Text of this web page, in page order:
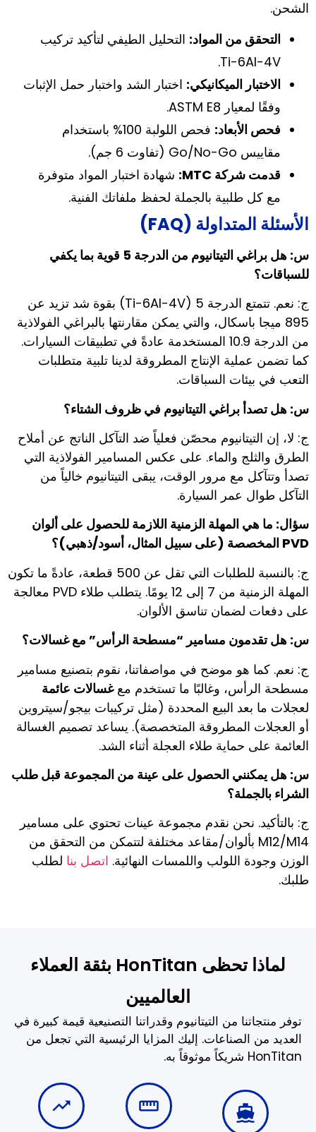
الشحن.
التحقق من المواد: التحليل الطيفي لتأكيد تركيب
Ti-6Al-4V.
الاختبار الميكانيكي: اختبار الشد واختبار حمل الإثبات
وفقًا لمعيار ASTM E8.
فحص الأبعاد:
فحص اللولبة 100% باستخدام
مقاييس Go/No-Go (تفاوت 6 جم).
قدمت شركة MTC:
شهادة اختبار المواد متوفرة
مع كل طلبية بالجملة لحفظ ملفاتك الفنية.
الأسئلة المتداولة (FAQ)
س: هل براغي التيتانيوم من الدرجة 5 قوية بما يكفي
للسباقات؟
ج: نعم. تتمتع الدرجة 5 (Ti-6Al-4V) بقوة شد تزيد عن
895 ميجا باسكال، والتي يمكن مقارنتها بالبراغي الفولاذية
من الدرجة 10.9 المستخدمة عادةً في تطبيقات السيارات.
كما تضمن عملية الإنتاج المطروقة لدينا تلبية متطلبات
التعب في بيئات السباقات.
س: هل تصدأ براغي التيتانيوم في ظروف الشتاء؟
ج: لا، إن التيتانيوم محصّن فعلياً ضد التآكل الناتج عن أملاح
الطرق والثلج والماء. على عكس المسامير الفولاذية التي
تصدأ وتتآكل مع مرور الوقت، يبقى التيتانيوم خالياً من
التآكل طوال عمر السيارة.
سؤال: ما هي المهلة الزمنية اللازمة للحصول على ألوان
PVD المخصصة (على سبيل المثال، أسود/ذهبي)؟
ج: بالنسبة للطلبات التي تقل عن 500 قطعة، عادةً ما تكون
المهلة الزمنية من 7 إلى 12 يومًا. يتطلب طلاء PVD معالجة
على دفعات لضمان تناسق الألوان.
س: هل تقدمون مسامير “مسطحة الرأس” مع غسالات؟
ج: نعم. كما هو موضح في مواصفاتنا، نقوم بتصنيع مسامير
مسطحة الرأس، وغالبًا ما تستخدم معغسالات عائمة
لعجلات ما بعد البيع المحددة (مثل تركيبات بيجو/سيتروين
أو العجلات المطروقة المتخصصة). يساعد تصميم الغسالة
العائمة على حماية طلاء العجلة أثناء الشد.
س: هل يمكنني الحصول على عينة من المجموعة قبل طلب
الشراء بالجملة؟
ج: بالتأكيد. نحن نقدم مجموعة عينات تحتوي على مسامير
M12/M14 بألوان/مقاعد مختلفة لتتمكن من التحقق من
الوزن وجودة اللولب واللمسات النهائية. اتصل بنا لطلب
طلبك.
لماذا تحظى HonTitan بثقة العملاء
العالميين
توفر منتجاتنا من التيتانيوم وقدراتنا التصنيعية قيمة كبيرة في
العديد من الصناعات. إليك المزايا الرئيسية التي تجعل من
HonTitan شريكاً موثوقاً به.